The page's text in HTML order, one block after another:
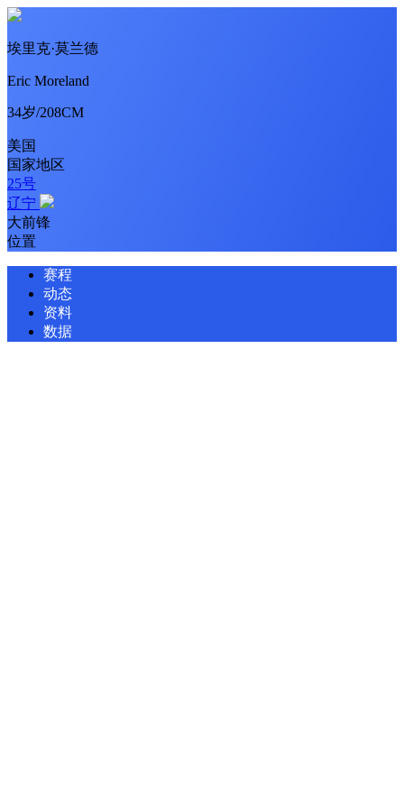
埃里克·莫兰德
Eric Moreland
34岁/208CM
美国
国家地区
25号
辽宁
大前锋
位置
赛程
动态
资料
数据